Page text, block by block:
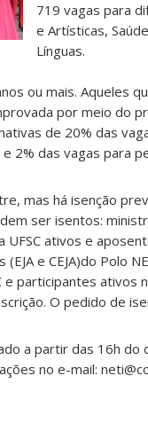
719 vagas para
e Artísticas,
Línguas.
ou mais. Aqueles
por meio do
de 20% das
2% das vagas para
mas há isenção
ser isentos:
ativos e
e CEJA)do Polo
participantes ativos
O pedido de
a partir das 16h do
no e-mail: